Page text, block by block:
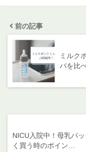
前の記事
ミルク
パを比
NICU入院中！母乳パ
く買う時のポイン…